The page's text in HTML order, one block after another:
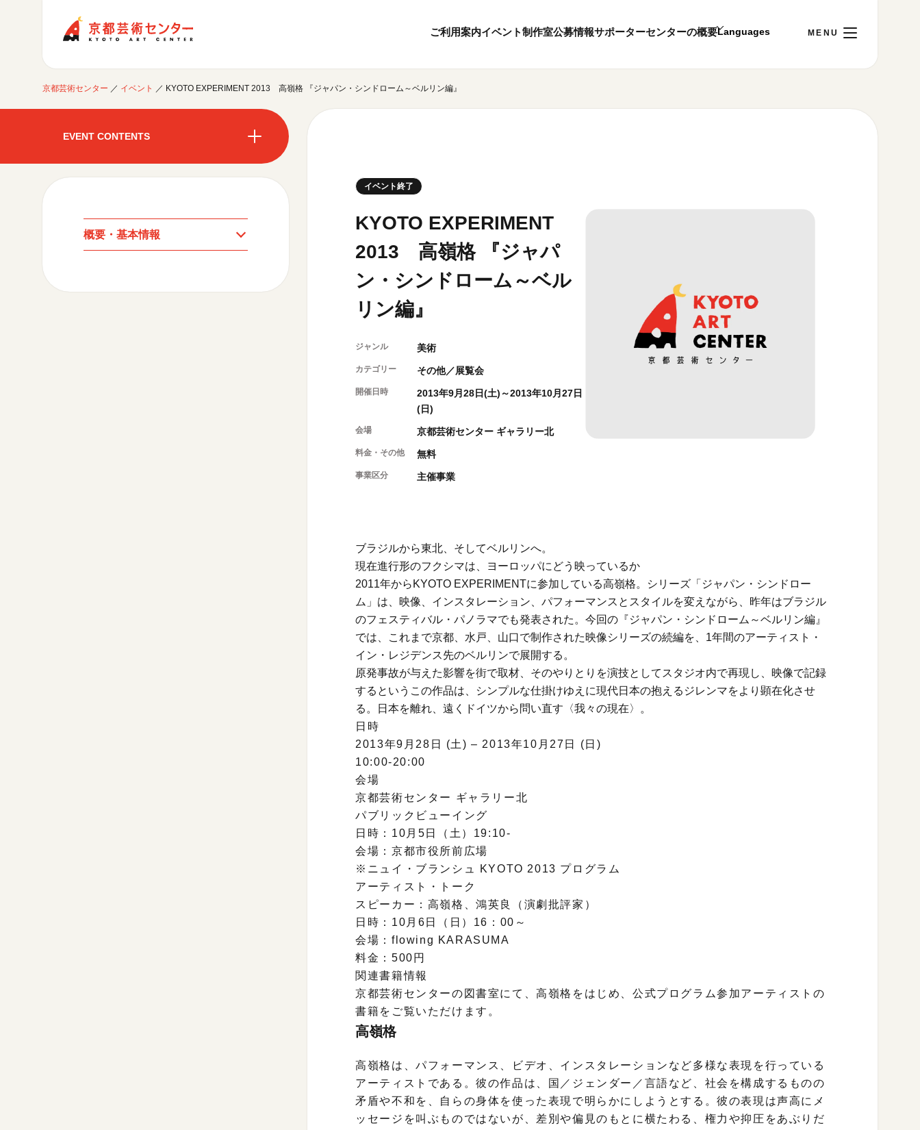
ご利用案内イベント制作室公募情報サポーターセンターの概要
取材／視察・見学／撮影
イベントに参加する
開催中のイベント
制作室を使う
制作室の設備
公募情報
ボランティア・サポーター
京都芸術センターの歩み
概要・理念・運営体制
ご利用案内
お問い合わせ
閲覧支援
サイトポリシー&プライバシーポリシー
オフィシャルSNS
京都芸術センター ／ イベント ／ KYOTO EXPERIMENT 2013 高嶺格 『ジャパン・シンドローム～ベルリン編』
イベント終了
KYOTO EXPERIMENT
2013 高嶺格 『ジャパ
ン・シンドローム～ベル
リン編』
ジャンル 美術
カテゴリー その他／展覧会
開催日時
2013年9月28日(土)～2013年10月27日
(日)
会場 京都芸術センター ギャラリー北
料金・その他 無料
事業区分 主催事業
EVENT CONTENTS
開催中のイベント
月間スケジュール
これまでのイベント
概要・基本情報
ブラジルから東北、そしてベルリンへ。
現在進行形のフクシマは、ヨーロッパにどう映っているか
2011年からKYOTO EXPERIMENTに参加している高嶺格。シリーズ「ジャパン・シンドロー
ム」は、映像、インスタレーション、パフォーマンスとスタイルを変えながら、昨年はブラジル
のフェスティバル・パノラマでも発表された。今回の『ジャパン・シンドローム～ベルリン編』
では、これまで京都、水戸、山口で制作された映像シリーズの続編を、1年間のアーティスト・
イン・レジデンス先のベルリンで展開する。
原発事故が与えた影響を街で取材、そのやりとりを演技としてスタジオ内で再現し、映像で記録
するというこの作品は、シンプルな仕掛けゆえに現代日本の抱えるジレンマをより顕在化させ
る。日本を離れ、遠くドイツから問い直す〈我々の現在〉。
日時
2013年9月28日 (土) – 2013年10月27日 (日)
10:00‐20:00
会場
京都芸術センター ギャラリー北
パブリックビューイング
日時：10月5日（土）19:10-
会場：京都市役所前広場
※ニュイ・ブランシュ KYOTO 2013 プログラム
アーティスト・トーク
スピーカー：高嶺格、鴻英良（演劇批評家）
日時：10月6日（日）16：00～
会場：flowing KARASUMA
料金：500円
関連書籍情報
京都芸術センターの図書室にて、高嶺格をはじめ、公式プログラム参加アーティストの
書籍をご覧いただけます。
高嶺格
高嶺格は、パフォーマンス、ビデオ、インスタレーションなど多様な表現を行っている
アーティストである。彼の作品は、国／ジェンダー／言語など、社会を構成するものの
矛盾や不和を、自らの身体を使った表現で明らかにしようとする。彼の表現は声高にメ
ッセージを叫ぶものではないが、差別や偏見のもとに横たわる、権力や抑圧をあぶりだ